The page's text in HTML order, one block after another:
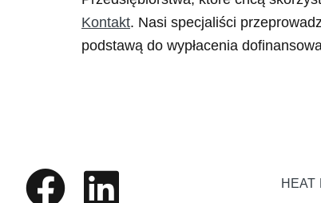
Kontakt. Nasi specjaliści
podstawą do wypłacenia
HEAT